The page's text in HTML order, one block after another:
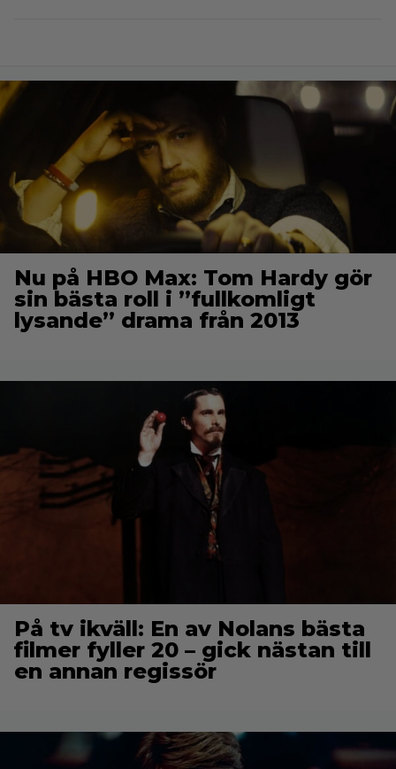
Nu på HBO Max: Tom Hardy gör
sin bästa roll i ”fullkomligt
lysande” drama från 2013
På tv ikväll: En av Nolans bästa
filmer fyller 20 – gick nästan till
en annan regissör